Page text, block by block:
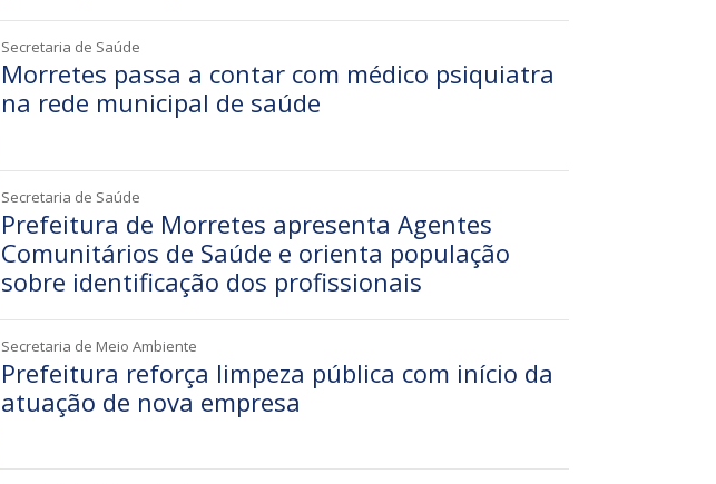
Secretaria de Saúde
Morretes passa a contar com médico psiquiatra
na rede municipal de saúde
Secretaria de Saúde
Prefeitura de Morretes apresenta Agentes
Comunitários de Saúde e orienta população
sobre identificação dos profissionais
Secretaria de Meio Ambiente
Prefeitura reforça limpeza pública com início da
atuação de nova empresa